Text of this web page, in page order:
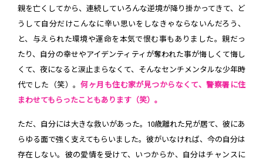
親を亡くしてから、連続していろんな逆境が降り掛かってきて、ど
うして自分だけこんなに辛い思いをしなきゃならないんだろう、
と、与えられた環境や運命を本気で恨む事もありました。親だっ
たり、自分の幸せやアイデンティティが奪われた事が悔しくて悔し
くて、夜になると涙止まらなくて、そんなセンチメンタルな少年時
代でした（笑）。何ヶ月も住む家が見つからなくて、警察署に住
まわせてもらったこともあります（笑）。
ただ、自分には大きな救いがあった。10歳離れた兄が居て、彼にあ
らゆる面で強く支えてもらいました。彼がいなければ、今の自分は
存在しない。彼の愛情を受けて、いつからか、自分はチャンスに